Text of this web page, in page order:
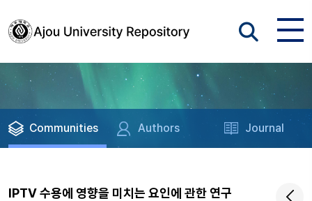
Communities Authors Journal
IPTV 수용에 영향을 미치는 요인에 관한 연구